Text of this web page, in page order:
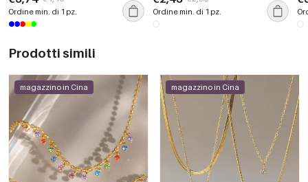
geometrico semplice, serie
giornaliera
Ordine min. di 1 pz.
impermeabili, color oro
Ordine min. di 1 pz.
Prodotti simili
magazzino in Cina magazzino in Cina